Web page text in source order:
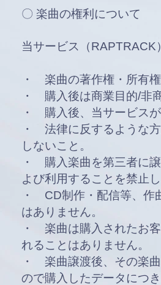
〇 楽曲の権利について
当サービス（RAPTRACK
・ 楽曲の著作権・所有
・ 購入後は商業目的/非
・ 購入後、当サービス
・ 法律に反するような
しないこと。
・ 購入楽曲を第三者に
よび利用することを禁止
・ CD制作・配信等、作
はありません。
・ 楽曲は購入されたお
れることはありません。
・ 楽曲譲渡後、その楽
ので購入したデータにつ